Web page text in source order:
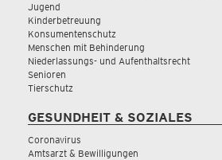
Jugend
Kinderbetreuung
Konsumentenschutz
Menschen mit Behinderung
Niederlassungs- und Aufenthaltsrecht
Senioren
Tierschutz
GESUNDHEIT & SOZIALES
Coronavirus
Amtsarzt & Bewilligungen